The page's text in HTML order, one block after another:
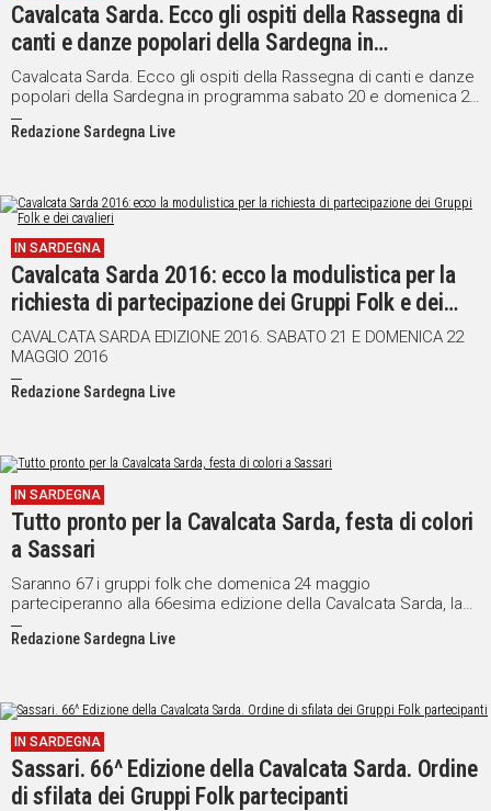
Cavalcata Sarda. Ecco gli ospiti della Rassegna di
canti e danze popolari della Sardegna in
programma sabato 20 e domenica 21 maggio
Cavalcata Sarda. Ecco gli ospiti della Rassegna di canti e danze
popolari della Sardegna in programma sabato 20 e domenica 21
maggio
Redazione Sardegna Live
IN SARDEGNA
Cavalcata Sarda 2016: ecco la modulistica per la
richiesta di partecipazione dei Gruppi Folk e dei
cavalieri
CAVALCATA SARDA EDIZIONE 2016. SABATO 21 E DOMENICA 22
MAGGIO 2016
Redazione Sardegna Live
IN SARDEGNA
Tutto pronto per la Cavalcata Sarda, festa di colori
a Sassari
Saranno 67 i gruppi folk che domenica 24 maggio
parteciperanno alla 66esima edizione della Cavalcata Sarda, la
sfilata in costume più importante dell'Isola. Compresi i 23 gruppi
a cavallo il totale di figuranti sarà di oltre 2.950.
Redazione Sardegna Live
IN SARDEGNA
Sassari. 66^ Edizione della Cavalcata Sarda. Ordine
di sfilata dei Gruppi Folk partecipanti